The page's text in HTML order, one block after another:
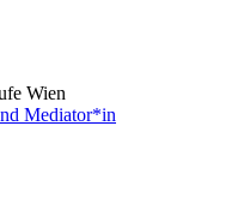
Wien
Mediator*in